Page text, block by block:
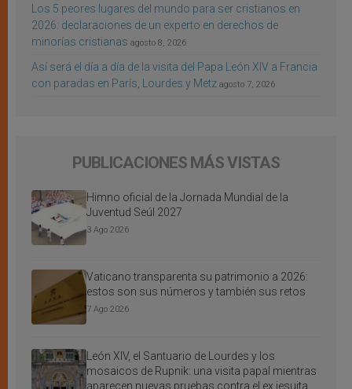
Los 5 peores lugares del mundo para ser cristianos en
2026: declaraciones de un experto en derechos de
minorías cristianas agosto 8, 2026
Así será el día a día de la visita del Papa León XIV a Francia
con paradas en París, Lourdes y Metz agosto 7, 2026
PUBLICACIONES MÁS VISTAS
Himno oficial de la Jornada Mundial de la
Juventud Seúl 2027
3 Ago 2026
Vaticano transparenta su patrimonio a 2026:
estos son sus números y también sus retos
7 Ago 2026
León XIV, el Santuario de Lourdes y los
mosaicos de Rupnik: una visita papal mientras
aparecen nuevas pruebas contra el ex jesuita